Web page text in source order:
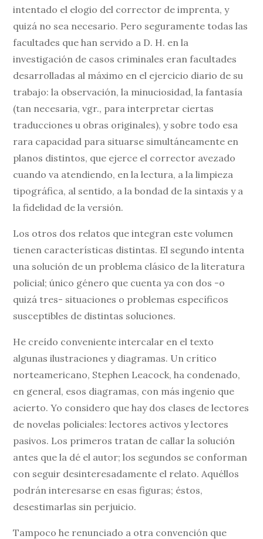
intentado el elogio del corrector de imprenta, y
quizá no sea necesario. Pero seguramente todas las
facultades que han servido a D. H. en la
investigación de casos criminales eran facultades
desarrolladas al máximo en el ejercicio diario de su
trabajo: la observación, la minuciosidad, la fantasía
(tan necesaria, vgr., para interpretar ciertas
traducciones u obras originales), y sobre todo esa
rara capacidad para situarse simultáneamente en
planos distintos, que ejerce el corrector avezado
cuando va atendiendo, en la lectura, a la limpieza
tipográfica, al sentido, a la bondad de la sintaxis y a
la fidelidad de la versión.
Los otros dos relatos que integran este volumen
tienen características distintas. El segundo intenta
una solución de un problema clásico de la literatura
policial; único género que cuenta ya con dos -o
quizá tres- situaciones o problemas específicos
susceptibles de distintas soluciones.
He creído conveniente intercalar en el texto
algunas ilustraciones y diagramas. Un crítico
norteamericano, Stephen Leacock, ha condenado,
en general, esos diagramas, con más ingenio que
acierto. Yo considero que hay dos clases de lectores
de novelas policiales: lectores activos y lectores
pasivos. Los primeros tratan de callar la solución
antes que la dé el autor; los segundos se conforman
con seguir desinteresadamente el relato. Aquéllos
podrán interesarse en esas figuras; éstos,
desestimarlas sin perjuicio.
Tampoco he renunciado a otra convención que